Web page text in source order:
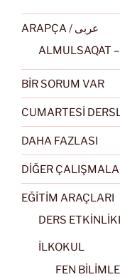
ARAPÇA / عربى
BİR SORUM VAR
CUMARTESİ
DAHA FAZLASI
DİĞER
EĞİTİM ARAÇLARI
DERS
İLKOKUL
FEN